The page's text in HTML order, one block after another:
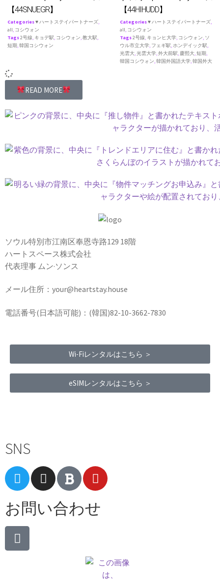
【44SNUEGR】
Categories♥ ハートステイパートナーズ,
all, コシウォン
Tags2号線, キョデ駅, コシウォン,教大駅,
短期,韓国コシウォン
【44HIHUDD】
Categories♥ ハートステイパートナーズ,
all, コシウォン
Tags2号線, キョンヒ大学, コシウォン, ソ
ウル市立大学, フェギ駅,ホンデイック駅,
光雲大,光雲大学,外大前駅, 慶熙大,短期,
韓国コシウォン,韓国外国語大学,韓国外大
READ MORE
ソウル特別市江南区奉恩寺路129 18階
ハートスペース株式会社
代表理事 ムン·ソンス
メール住所：your@heartstay.house
電話番号(日本語可能)：(韓国)82-10-3662-7830
Wi-Fiレンタルはこちら ＞
eSIMレンタルはこちら ＞
SNS
お問い合わせ